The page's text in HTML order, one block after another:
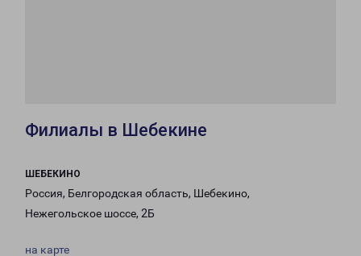
Филиалы в Шебекине
ШЕБЕКИНО
Россия, Белгородская область, Шебекино,
Нежегольское шоссе, 2Б
на карте